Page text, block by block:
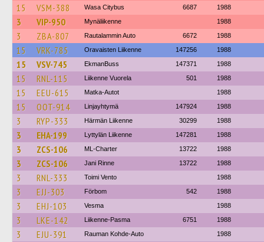
15 VSM-388 Wasa Citybus 6687 1988
3 VIP-950 Mynäliikenne 1988
3 ZBA-807 Rautalammin Auto 6672 1988
15 VRK-785 Oravaisten Liikenne 147256 1988
15 VSV-745 EkmanBuss 147371 1988
15 RNL-115 Liikenne Vuorela 501 1988
15 EEU-615 Matka-Autot 1988
15 OOT-914 Linjayhtymä 147924 1988
3 RYP-333 Härmän Liikenne 30299 1988
3 EHA-199 Lyttylän Liikenne 147281 1988
3 ZCS-106 ML-Charter 13722 1988
3 ZCS-106 Jani Rinne 13722 1988
3 RNL-333 Toimi Vento 1988
3 EJJ-303 Förbom 542 1988
3 EHJ-103 Vesma 1988
3 LKE-142 Liikenne-Pasma 6751 1988
3 EJU-391 Rauman Kohde-Auto 1988